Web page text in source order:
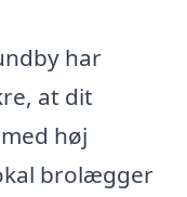
har
at dit
høj
brolægger